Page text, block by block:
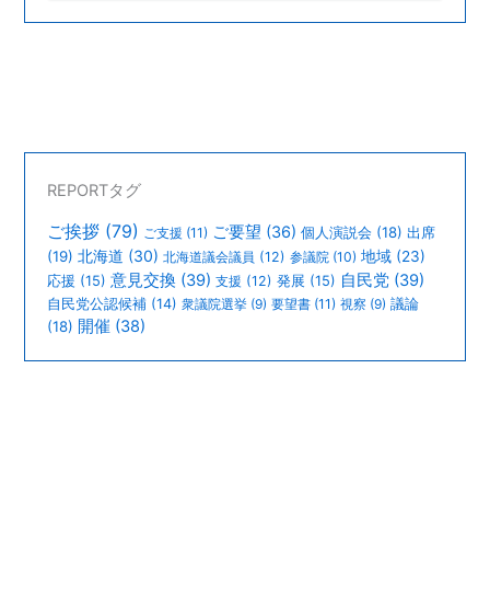
REPORTタグ
ご挨拶 (79) ご支援 (11) ご要望 (36) 個人演説会 (18) 出席
(19) 北海道 (30) 北海道議会議員 (12) 参議院 (10) 地域 (23)
応援 (15) 意見交換 (39) 支援 (12) 発展 (15) 自民党 (39)
自民党公認候補 (14) 衆議院選挙 (9) 要望書 (11) 視察 (9) 議論
(18) 開催 (38)